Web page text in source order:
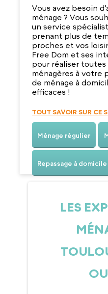
Vous avez besoin
ménage ? Vous
un service
prenant plus de
proches et vos
Free Dom et ses
pour réaliser toutes
ménagères à votre
de ménage à
efficaces !
TOUT SAVOIR SUR CE
Ménage régulier
Repassage à domicile
LES